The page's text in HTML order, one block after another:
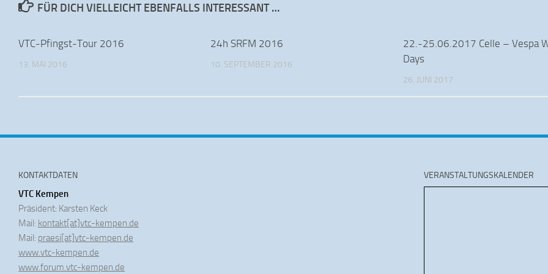
FÜR DICH VIELLEICHT EBENFALLS INTERESSANT …
VTC-Pfingst-Tour 2016
13. MAI 2016
24h SRFM 2016
10. SEPTEMBER 2016
22.-25.06.2017 Celle – Vespa
Days
26. JUNI 2017
KONTAKTDATEN
VTC Kempen
Präsident: Karsten Keck
Mail: kontakt[at]vtc-kempen.de
Mail: praesi[at]vtc-kempen.de
www.vtc-kempen.de
www.forum.vtc-kempen.de
VERANSTALTUNGSKALENDER